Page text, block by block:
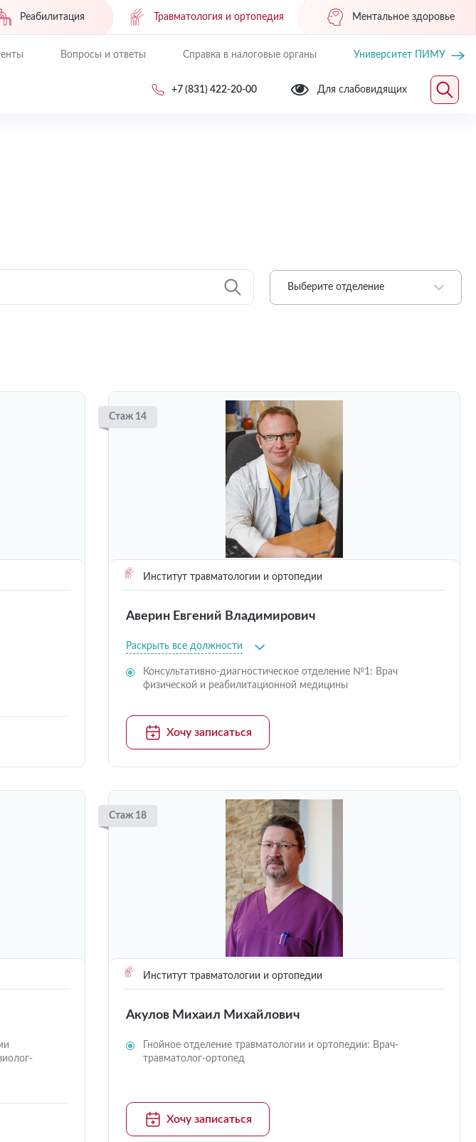
Реабилитация Травматология и ортопедия Ментальное здоровье
Вопросы и ответы Справка в налоговые органы Университет ПИМУ
+7 (831) 422-20-00 Для слабовидящих
Выберите отделение
Стаж 14
Институт травматологии и ортопедии
Аверин Евгений Владимирович
Раскрыть все должности
Консультативно-диагностическое отделение №1: Врач
физической и реабилитационной медицины
Хочу записаться
Стаж 18
Институт травматологии и ортопедии
Акулов Михаил Михайлович
Гнойное отделение травматологии и ортопедии: Врач-
травматолог-ортопед
Хочу записаться